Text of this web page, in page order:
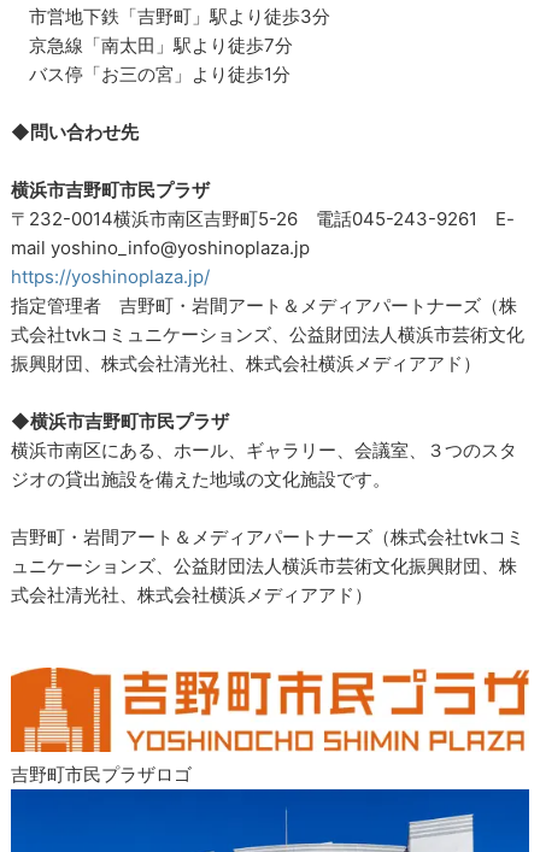
市営地下鉄「吉野町」駅より徒歩3分
京急線「南太田」駅より徒歩7分
バス停「お三の宮」より徒歩1分
◆問い合わせ先
横浜市吉野町市民プラザ
〒232-0014横浜市南区吉野町5-26 電話045-243-9261 E-
mail yoshino_info@yoshinoplaza.jp
https://yoshinoplaza.jp/
指定管理者 吉野町・岩間アート＆メディアパートナーズ（株
式会社tvkコミュニケーションズ、公益財団法人横浜市芸術文化
振興財団、株式会社清光社、株式会社横浜メディアアド）
◆横浜市吉野町市民プラザ
横浜市南区にある、ホール、ギャラリー、会議室、３つのスタ
ジオの貸出施設を備えた地域の文化施設です。
吉野町・岩間アート＆メディアパートナーズ（株式会社tvkコミ
ュニケーションズ、公益財団法人横浜市芸術文化振興財団、株
式会社清光社、株式会社横浜メディアアド）
吉野町市民プラザロゴ